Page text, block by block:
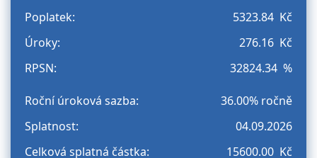
Poplatek:
5323.84 Kč
Úroky:
276.16 Kč
RPSN:
32824.34 %
Roční úroková sazba:
36.00% ročně
Splatnost:
04.09.2026
Сelková splatná částka:
15600.00 Kč